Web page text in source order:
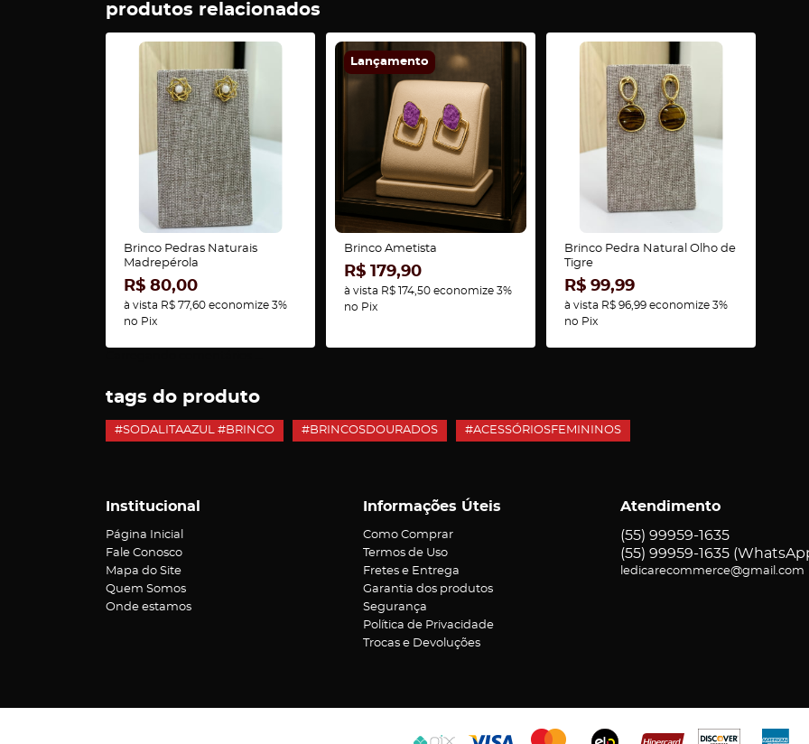
produtos relacionados
Brinco Pedras Naturais
Madrepérola
R$ 80,00
à vista R$ 77,60 economize 3%
no Pix
Lançamento
Brinco Ametista
R$ 179,90
à vista R$ 174,50economize 3%
no Pix
Brinco Pedra Natural Olho de
Tigre
R$ 99,99
à vista R$ 96,99economize 3%
no Pix
tags do produto
#SODALITAAZUL #BRINCO #BRINCOSDOURADOS #ACESSÓRIOSFEMININOS
Institucional
Página Inicial
Fale Conosco
Mapa do Site
Quem Somos
Onde estamos
Informações Úteis
Como Comprar
Termos de Uso
Fretes e Entrega
Garantia dos produtos
Segurança
Política de Privacidade
Trocas e Devoluções
Atendimento
(55) 99959-1635
(55) 99959-1635
ledicarecommerce@gmail.com